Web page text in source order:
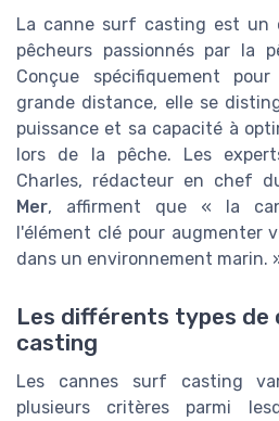
La canne surf casting est un
pêcheurs passionnés par la
Conçue spécifiquement
grande distance, elle se
puissance et sa capacité à
lors de la pêche. Les
Charles, rédacteur en chef
Mer, affirment que « la
l'élément clé pour augmenter
dans un environnement marin.
Les différents types de
casting
Les cannes surf casting
plusieurs critères parmi